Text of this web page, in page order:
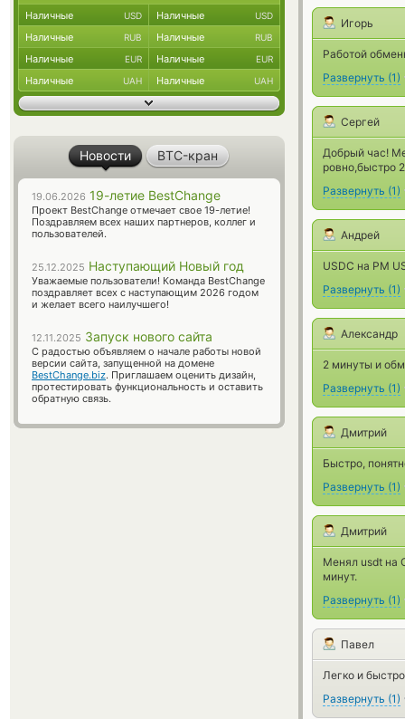
Игорь
Работой
Развернуть (1)
Сергей
Добрый час!
ровно,быстро
Развернуть (1)
Андрей
USDC на PM
Развернуть (1)
Александр
2 минуты и
Развернуть (1)
Дмитрий
Быстро,
Развернуть (1)
Дмитрий
Менял usdt на
минут.
Развернуть (1)
Павел
Легко и
Развернуть (1)
Наличные USD Наличные USD
Наличные RUB Наличные RUB
Наличные EUR Наличные EUR
Наличные UAH Наличные UAH
Новости BTC-кран
19.06.2026 19-летие BestChange
Проект BestChange отмечает свое 19-летие!
Поздравляем всех наших партнеров, коллег и
пользователей.
25.12.2025 Наступающий Новый год
Уважаемые пользователи! Команда BestChange
поздравляет всех с наступающим 2026 годом
и желает всего наилучшего!
12.11.2025 Запуск нового сайта
С радостью объявляем о начале работы новой
версии сайта, запущенной на домене
BestChange.biz. Приглашаем оценить дизайн,
протестировать функциональность и оставить
обратную связь.